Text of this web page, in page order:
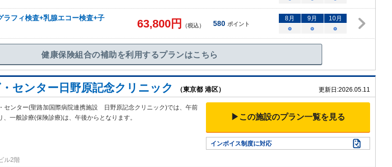
ラフィ検査+乳腺エコー検査+子
63,800円 （税込） 580 ポイント
8月 9月 10月
○
○ ○
健康保険組合の補助を利用するプランはこちら
センター日野原記念クリニック （東京都 港区） 更新日:2026.05.11
センター(聖路加国際病院連携施設 日野原記念クリニック)では、午前
一般診療(保険診療)は、午後からとなります。
ル2階
▶この施設のプラン一覧を見る
インボイス制度に対応